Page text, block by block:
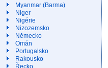
Myanmar (Barma)
Niger
Nigérie
Nizozemsko
Německo
Omán
Portugalsko
Rakousko
Řecko